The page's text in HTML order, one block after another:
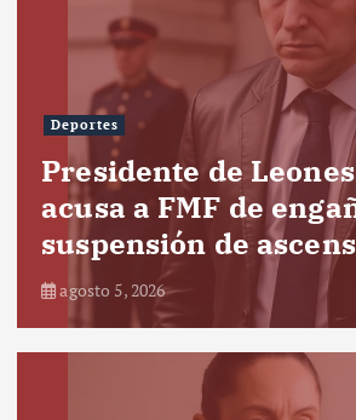
Deportes
Presidente de
acusa a FMF de
suspensión de
agosto 5, 2026